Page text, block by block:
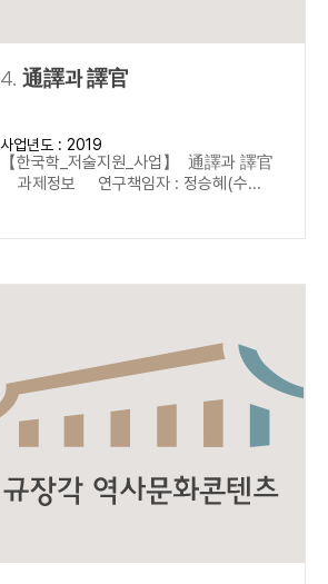
4. 通譯과 譯官
사업년도 : 2019
【한국학_저술지원_사업】 通譯과 譯官
과제정보 연구책임자 : 정승혜(수...